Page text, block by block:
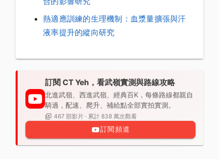
熱適應訓練的生理機制：血漿量擴張與汗
液率提升的縱向研究
訂閱 CT Yeh，看武嶺實測與路線攻略
北進武嶺、西進武嶺、經典百K，每條路線都親自
騎過，配速、爬升、補給點全部實拍實測。
467 部影片 · 累計 838 萬次觀看
訂閱頻道